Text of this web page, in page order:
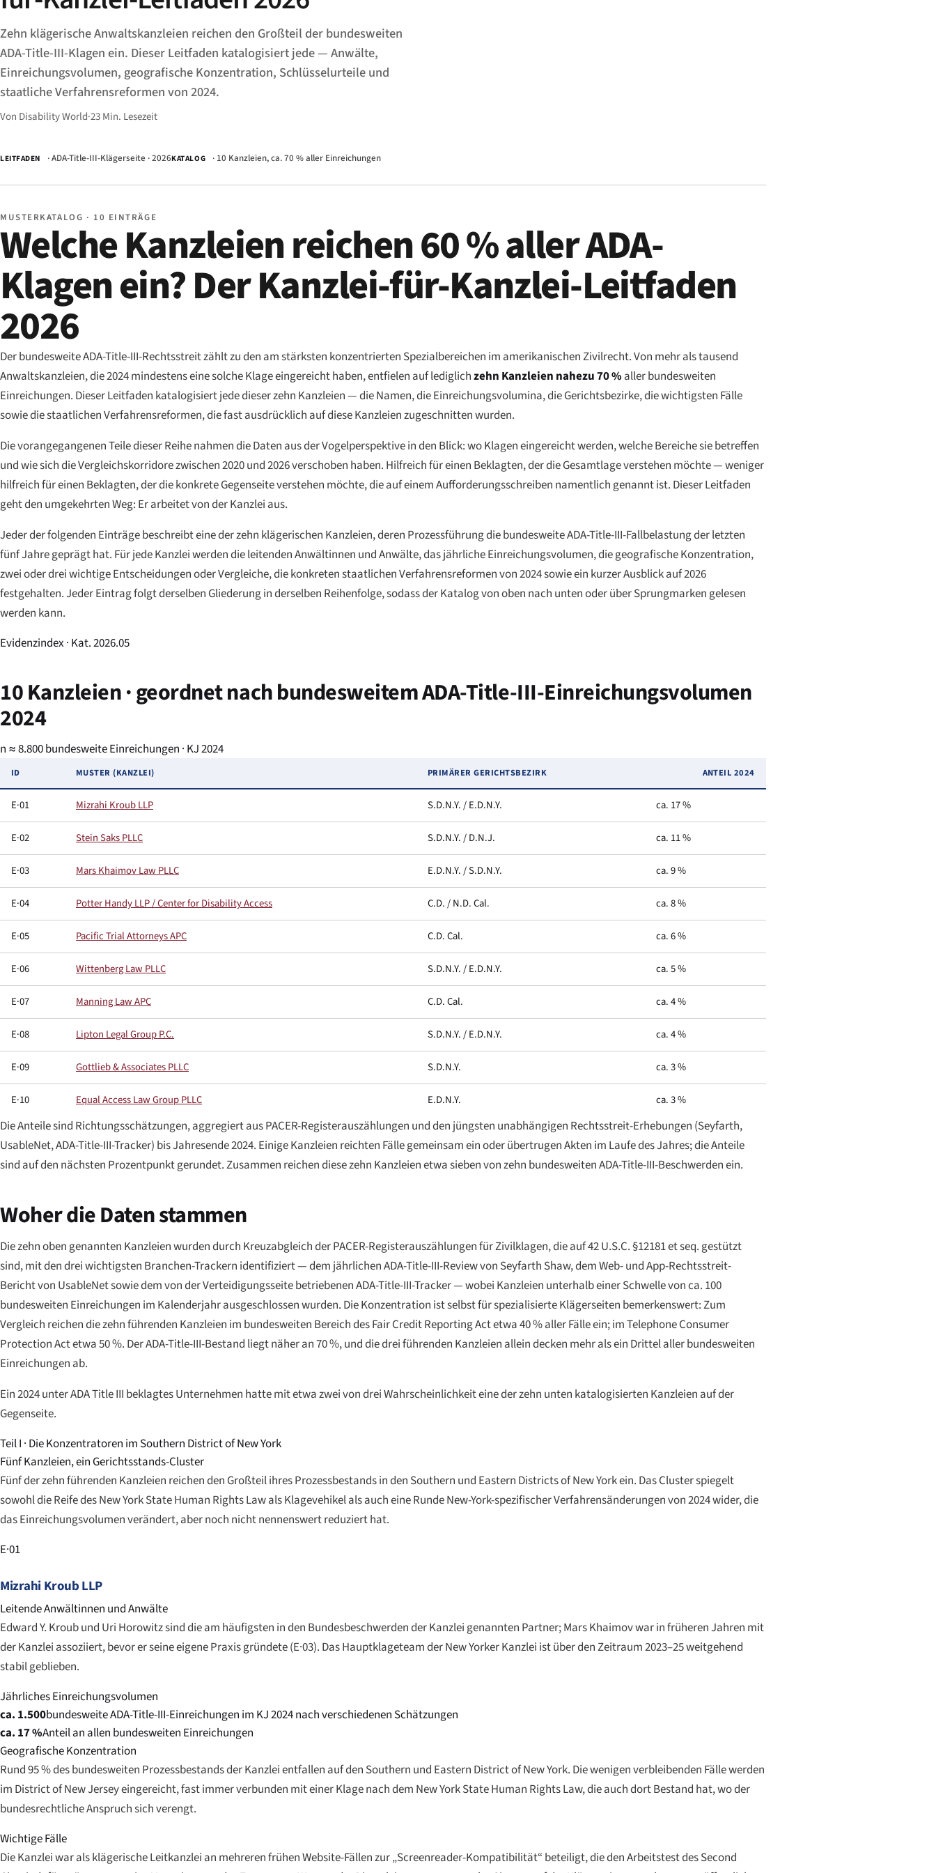
Zehn klägerische Anwaltskanzleien reichen den Großteil der bundesweiten
ADA-Title-III-Klagen ein. Dieser Leitfaden katalogisiert jede — Anwälte,
Einreichungsvolumen, geografische Konzentration, Schlüsselurteile und
staatliche Verfahrensreformen von 2024.
Von Disability World·23 Min. Lesezeit
LEITFADEN · ADA-Title-III-Klägerseite · 2026KATALOG · 10 Kanzleien, ca. 70 % aller Einreichungen
MUSTERKATALOG · 10 EINTRÄGE
Welche Kanzleien reichen 60 % aller ADA-
Klagen ein? Der Kanzlei-für-Kanzlei-Leitfaden
2026
Der bundesweite ADA-Title-III-Rechtsstreit zählt zu den am stärksten konzentrierten Spezialbereichen im amerikanischen Zivilrecht. Von mehr als tausend
Anwaltskanzleien, die 2024 mindestens eine solche Klage eingereicht haben, entfielen auf lediglichzehn Kanzleien nahezu 70 %aller bundesweiten
Einreichungen. Dieser Leitfaden katalogisiert jede dieser zehn Kanzleien — die Namen, die Einreichungsvolumina, die Gerichtsbezirke, die wichtigsten Fälle
sowie die staatlichen Verfahrensreformen, die fast ausdrücklich auf diese Kanzleien zugeschnitten wurden.
Die vorangegangenen Teile dieser Reihe nahmen die Daten aus der Vogelperspektive in den Blick: wo Klagen eingereicht werden, welche Bereiche sie betreffen
und wie sich die Vergleichskorridore zwischen 2020 und 2026 verschoben haben. Hilfreich für einen Beklagten, der die Gesamtlage verstehen möchte — weniger
hilfreich für einen Beklagten, der die konkrete Gegenseite verstehen möchte, die auf einem Aufforderungsschreiben namentlich genannt ist. Dieser Leitfaden
geht den umgekehrten Weg: Er arbeitet von der Kanzlei aus.
Jeder der folgenden Einträge beschreibt eine der zehn klägerischen Kanzleien, deren Prozessführung die bundesweite ADA-Title-III-Fallbelastung der letzten
fünf Jahre geprägt hat. Für jede Kanzlei werden die leitenden Anwältinnen und Anwälte, das jährliche Einreichungsvolumen, die geografische Konzentration,
zwei oder drei wichtige Entscheidungen oder Vergleiche, die konkreten staatlichen Verfahrensreformen von 2024 sowie ein kurzer Ausblick auf 2026
festgehalten. Jeder Eintrag folgt derselben Gliederung in derselben Reihenfolge, sodass der Katalog von oben nach unten oder über Sprungmarken gelesen
werden kann.
Evidenzindex · Kat. 2026.05
10 Kanzleien · geordnet nach bundesweitem ADA-Title-III-Einreichungsvolumen
2024
n ≈ 8.800 bundesweite Einreichungen · KJ 2024
ID MUSTER (KANZLEI) PRIMÄRER GERICHTSBEZIRK ANTEIL 2024
E·01 Mizrahi Kroub LLP S.D.N.Y. / E.D.N.Y. ca. 17 %
E·02 Stein Saks PLLC S.D.N.Y. / D.N.J. ca. 11 %
E·03 Mars Khaimov Law PLLC E.D.N.Y. / S.D.N.Y. ca. 9 %
E·04 Potter Handy LLP / Center for Disability Access C.D. / N.D. Cal. ca. 8 %
E·05 Pacific Trial Attorneys APC C.D. Cal. ca. 6 %
E·06 Wittenberg Law PLLC S.D.N.Y. / E.D.N.Y. ca. 5 %
E·07 Manning Law APC C.D. Cal. ca. 4 %
E·08 Lipton Legal Group P.C. S.D.N.Y. / E.D.N.Y. ca. 4 %
E·09 Gottlieb & Associates PLLC S.D.N.Y. ca. 3 %
E·10 Equal Access Law Group PLLC E.D.N.Y. ca. 3 %
Die Anteile sind Richtungsschätzungen, aggregiert aus PACER-Registerauszählungen und den jüngsten unabhängigen Rechtsstreit-Erhebungen (Seyfarth,
UsableNet, ADA-Title-III-Tracker) bis Jahresende 2024. Einige Kanzleien reichten Fälle gemeinsam ein oder übertrugen Akten im Laufe des Jahres; die Anteile
sind auf den nächsten Prozentpunkt gerundet. Zusammen reichen diese zehn Kanzleien etwa sieben von zehn bundesweiten ADA-Title-III-Beschwerden ein.
Woher die Daten stammen
Die zehn oben genannten Kanzleien wurden durch Kreuzabgleich der PACER-Registerauszählungen für Zivilklagen, die auf 42 U.S.C. §12181 et seq. gestützt
sind, mit den drei wichtigsten Branchen-Trackern identifiziert — dem jährlichen ADA-Title-III-Review von Seyfarth Shaw, dem Web- und App-Rechtsstreit-
Bericht von UsableNet sowie dem von der Verteidigungsseite betriebenen ADA-Title-III-Tracker — wobei Kanzleien unterhalb einer Schwelle von ca. 100
bundesweiten Einreichungen im Kalenderjahr ausgeschlossen wurden. Die Konzentration ist selbst für spezialisierte Klägerseiten bemerkenswert: Zum
Vergleich reichen die zehn führenden Kanzleien im bundesweiten Bereich des Fair Credit Reporting Act etwa 40 % aller Fälle ein; im Telephone Consumer
Protection Act etwa 50 %. Der ADA-Title-III-Bestand liegt näher an 70 %, und die drei führenden Kanzleien allein decken mehr als ein Drittel aller bundesweiten
Einreichungen ab.
Ein 2024 unter ADA Title III beklagtes Unternehmen hatte mit etwa zwei von drei Wahrscheinlichkeit eine der zehn unten katalogisierten Kanzleien auf der
Gegenseite.
Teil I · Die Konzentratoren im Southern District of New York
Fünf Kanzleien, ein Gerichtsstands-Cluster
Fünf der zehn führenden Kanzleien reichen den Großteil ihres Prozessbestands in den Southern und Eastern Districts of New York ein. Das Cluster spiegelt
sowohl die Reife des New York State Human Rights Law als Klagevehikel als auch eine Runde New-York-spezifischer Verfahrensänderungen von 2024 wider, die
das Einreichungsvolumen verändert, aber noch nicht nennenswert reduziert hat.
E·01
Mizrahi Kroub LLP
Leitende Anwältinnen und Anwälte
Edward Y. Kroub und Uri Horowitz sind die am häufigsten in den Bundesbeschwerden der Kanzlei genannten Partner; Mars Khaimov war in früheren Jahren mit
der Kanzlei assoziiert, bevor er seine eigene Praxis gründete (E·03). Das Hauptklageteam der New Yorker Kanzlei ist über den Zeitraum 2023–25 weitgehend
stabil geblieben.
Jährliches Einreichungsvolumen
ca. 1.500bundesweite ADA-Title-III-Einreichungen im KJ 2024 nach verschiedenen Schätzungen
ca. 17 %Anteil an allen bundesweiten Einreichungen
Geografische Konzentration
Rund 95 % des bundesweiten Prozessbestands der Kanzlei entfallen auf den Southern und Eastern District of New York. Die wenigen verbleibenden Fälle werden
im District of New Jersey eingereicht, fast immer verbunden mit einer Klage nach dem New York State Human Rights Law, die auch dort Bestand hat, wo der
bundesrechtliche Anspruch sich verengt.
Wichtige Fälle
Die Kanzlei war als klägerische Leitkanzlei an mehreren frühen Website-Fällen zur „Screenreader-Kompatibilität“ beteiligt, die den Arbeitstest des Second